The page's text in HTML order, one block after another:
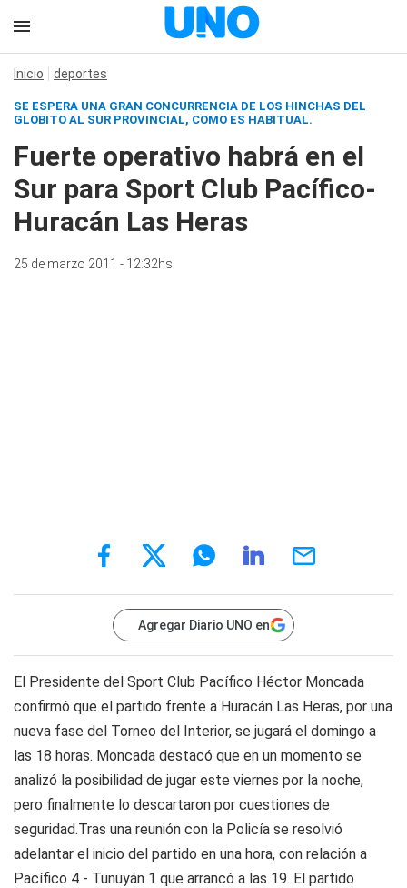
Inicio deportes
SE ESPERA UNA GRAN CONCURRENCIA DE LOS HINCHAS DEL
GLOBITO AL SUR PROVINCIAL, COMO ES HABITUAL.
Fuerte operativo habrá en el
Sur para Sport Club Pacífico-
Huracán Las Heras
25 de marzo 2011 - 12:32hs
Agregar Diario UNO en
El Presidente del Sport Club Pacífico Héctor Moncada
confirmó que el partido frente a Huracán Las Heras, por una
nueva fase del Torneo del Interior, se jugará el domingo a
las 18 horas. Moncada destacó que en un momento se
analizó la posibilidad de jugar este viernes por la noche,
pero finalmente lo descartaron por cuestiones de
seguridad.Tras una reunión con la Policía se resolvió
adelantar el inicio del partido en una hora, con relación a
Pacífico 4 - Tunuyán 1 que arrancó a las 19. El partido